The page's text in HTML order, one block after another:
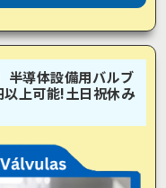
半導体設備用バルブ
上可能!土日祝休み